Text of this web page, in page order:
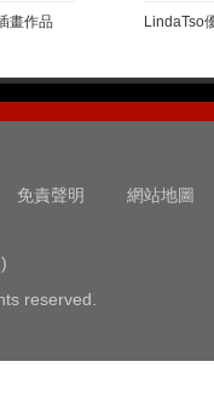
畫作品 LindaTso
免責聲明 網站地圖
reserved.